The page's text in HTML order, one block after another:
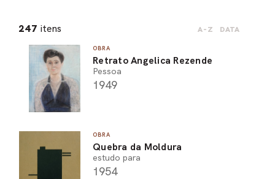
247 itens A-Z DATA
OBRA
Retrato Angelica Rezende
Pessoa
1949
OBRA
Quebra da Moldura
estudo para
1954